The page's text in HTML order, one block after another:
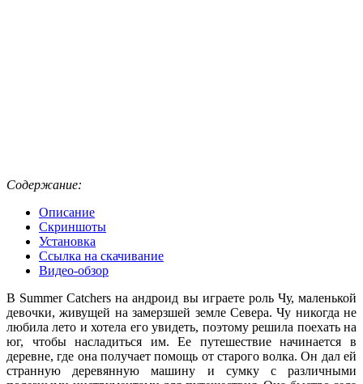
Содержание:
Описание
Скриншоты
Установка
Ссылка на скачивание
Видео-обзор
В Summer Catchers на андроид вы играете роль Чу, маленькой
девочки, живущей на замерзшей земле Севера. Чу никогда не
любила лето и хотела его увидеть, поэтому решила поехать на
юг, чтобы насладиться им. Ее путешествие начинается в
деревне, где она получает помощь от старого волка. Он дал ей
странную деревянную машину и сумку с различными